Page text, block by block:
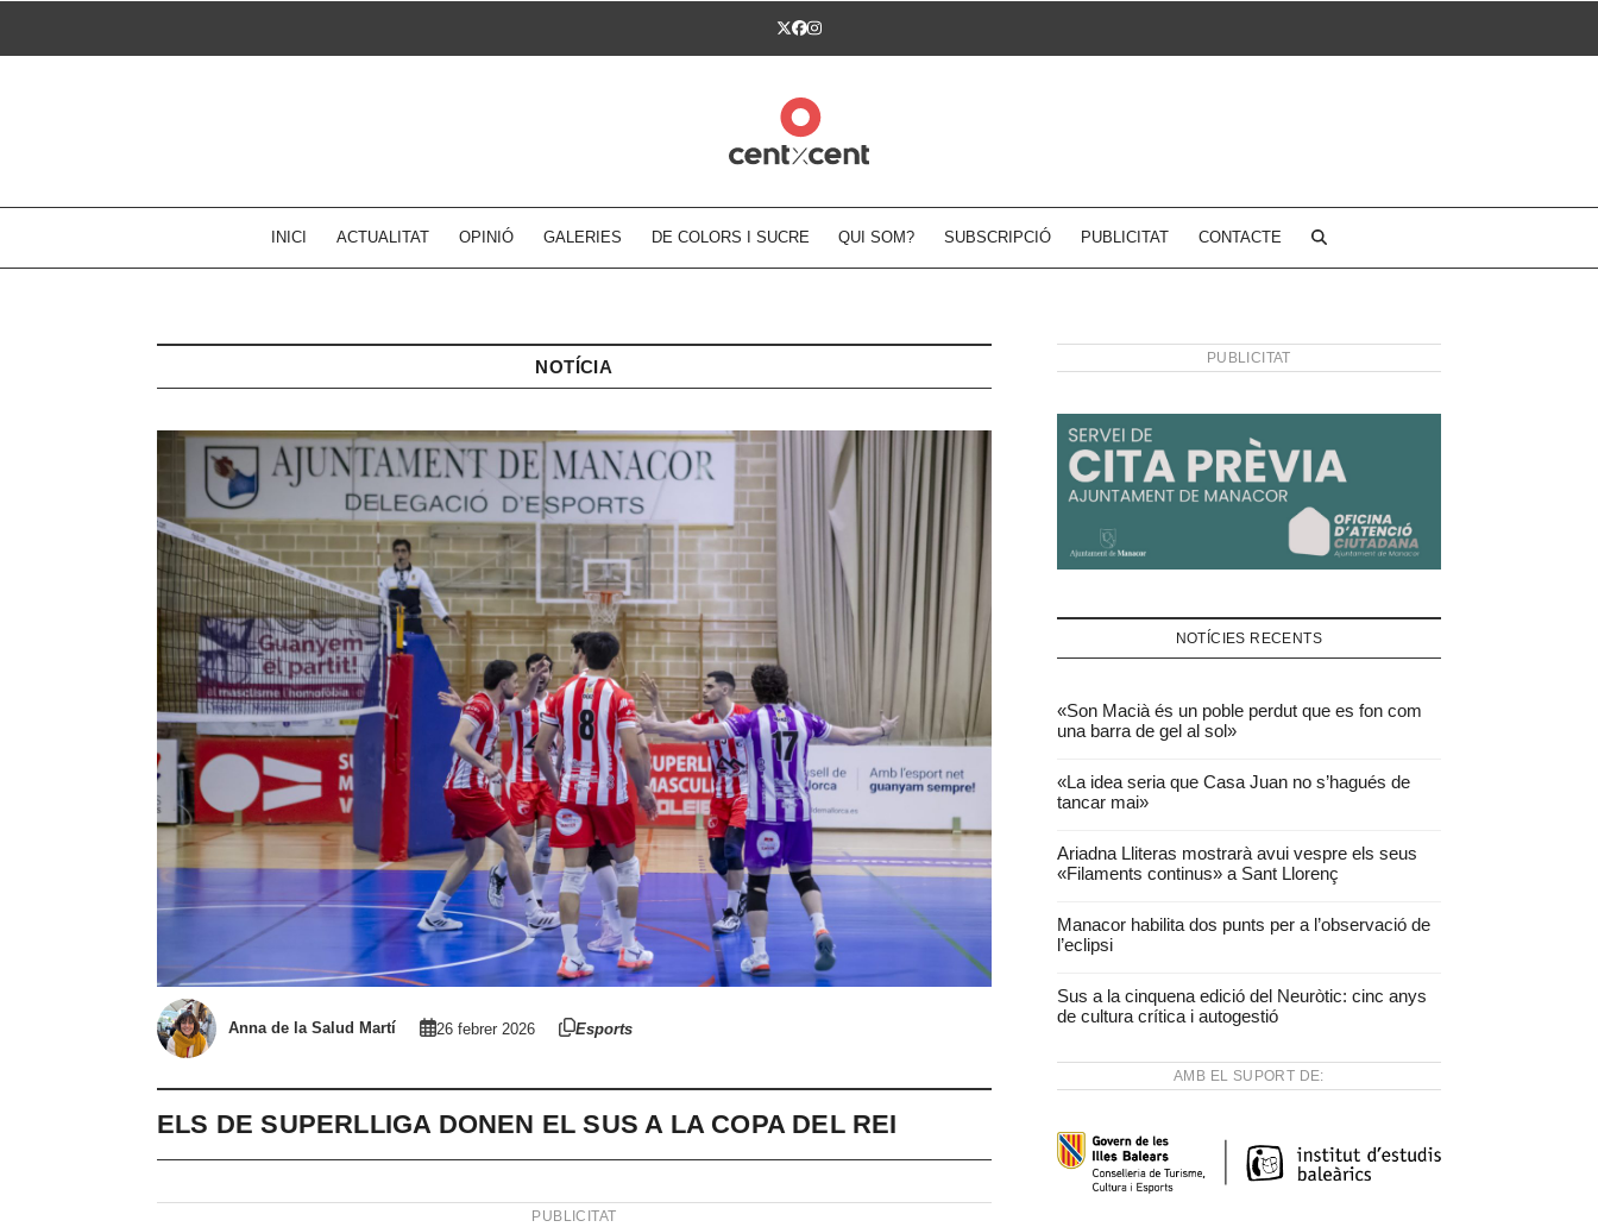
Twitter
Facebook
Instagram
INICI ACTUALITAT OPINIÓ GALERIES DE COLORS I SUCRE QUI SOM? SUBSCRIPCIÓ PUBLICITAT CONTACTE
NOTÍCIA
Anna de la Salud Martí 26 febrer 2026 Esports
ELS DE SUPERLLIGA DONEN EL SUS A LA COPA DEL REI
PUBLICITAT
PUBLICITAT
NOTÍCIES RECENTS
«Son Macià és un poble perdut que es fon com
una barra de gel al sol»
«La idea seria que Casa Juan no s’hagués de
tancar mai»
Ariadna Lliteras mostrarà avui vespre els seus
«Filaments continus» a Sant Llorenç
Manacor habilita dos punts per a l’observació de
l’eclipsi
Sus a la cinquena edició del Neuròtic: cinc anys
de cultura crítica i autogestió
AMB EL SUPORT DE: